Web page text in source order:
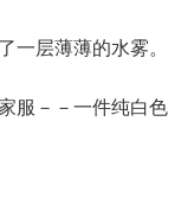
一层薄薄的水雾。
服－－一件纯白色